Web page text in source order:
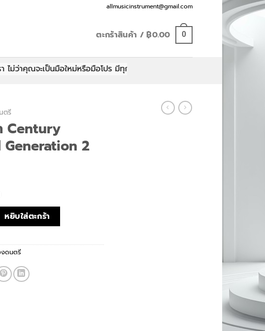
allmusicinstrument@gmail.com
ตะกร้าสินค้า /฿0.00 0
ะเป็นมือใหม่หรือมือโปร มีทุกอย่างให้คุณเลือกสรร
ตรี
Century
2
Century Standard Generation 2 Strat ชิ้น
หยิบใส่ตะกร้า
งดนตรี